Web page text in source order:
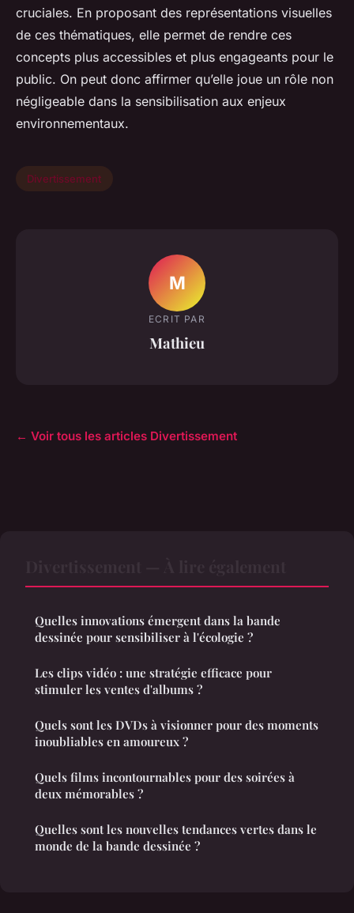
cruciales. En proposant des représentations visuelles
de ces thématiques, elle permet de rendre ces
concepts plus accessibles et plus engageants pour le
public. On peut donc affirmer qu’elle joue un rôle non
négligeable dans la sensibilisation aux enjeux
environnementaux.
Divertissement
M
ECRIT PAR
Mathieu
← Voir tous les articles Divertissement
Quelles innovations émergent dans la bande
dessinée pour sensibiliser à l'écologie ?
Les clips vidéo : une stratégie efficace pour
stimuler les ventes d'albums ?
Quels sont les DVDs à visionner pour des moments
inoubliables en amoureux ?
Quels films incontournables pour des soirées à
deux mémorables ?
Quelles sont les nouvelles tendances vertes dans le
monde de la bande dessinée ?